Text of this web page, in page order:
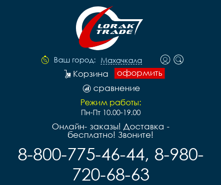
Ваш город: Махачкала
оформить
Корзина
сравнение
Режим работы:
Пн-Пт 10.00-19.00
Онлайн- заказы! Доставка -
бесплатно! Звоните!
8-800-775-46-44, 8-980-
720-68-63